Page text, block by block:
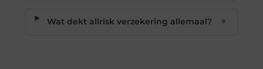
Wat dekt allrisk verzekering allemaal? ▼